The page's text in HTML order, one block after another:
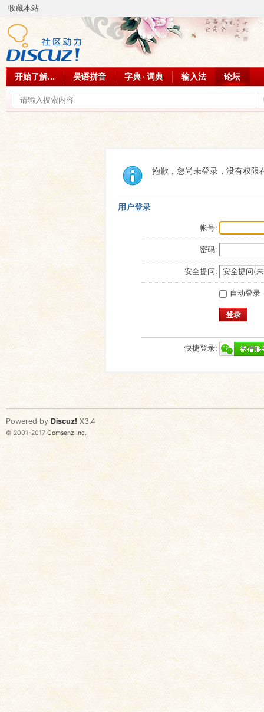
收藏本站
开始了解... 吴语拼音 字典 · 词典 输入法 论坛
抱歉，您尚未登录，没有权限
用户登录
帐号:
密码:
安全提问:
自动登录
登录
快捷登录:
Powered by Discuz! X3.4
© 2001-2017 Comsenz Inc.